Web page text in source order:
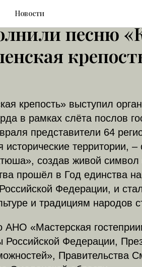
Новости
России
песню
крепость» выступил
в рамках слёта послов
представители 64
территории,
создав живой символ
прошёл в Год единства
Федерации, и
и традициям народов
АНО «Мастерская
Российской Федерации,
Правительства